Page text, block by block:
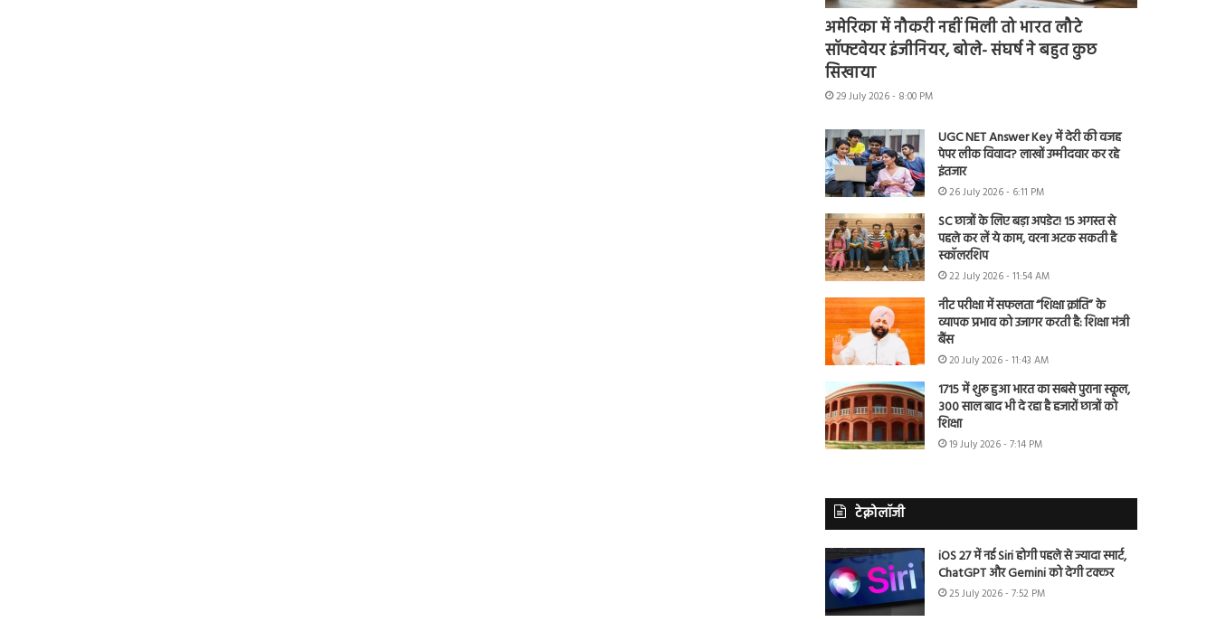
अमेरिका में नौकरी नहीं मिली तो भारत लौटे
सॉफ्टवेयर इंजीनियर, बोले- संघर्ष ने बहुत कुछ
सिखाया
29 July 2026 - 8:00 PM
UGC NET Answer Key में देरी की वजह
पेपर लीक विवाद? लाखों उम्मीदवार कर रहे
इंतजार
26 July 2026 - 6:11 PM
SC छात्रों के लिए बड़ा अपडेट! 15 अगस्त से
पहले कर लें ये काम, वरना अटक सकती है
स्कॉलरशिप
22 July 2026 - 11:54 AM
नीट परीक्षा में सफलता “शिक्षा क्रांति” के
व्यापक प्रभाव को उजागर करती है: शिक्षा मंत्री
बैंस
20 July 2026 - 11:43 AM
1715 में शुरू हुआ भारत का सबसे पुराना स्कूल,
300 साल बाद भी दे रहा है हजारों छात्रों को
शिक्षा
19 July 2026 - 7:14 PM
टेक्नोलॉजी
iOS 27 में नई Siri होगी पहले से ज्यादा स्मार्ट,
ChatGPT और Gemini को देगी टक्कर
25 July 2026 - 7:52 PM